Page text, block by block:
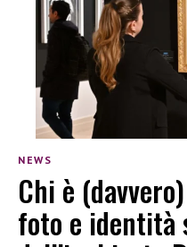
NEWS
Chi è
foto e identità